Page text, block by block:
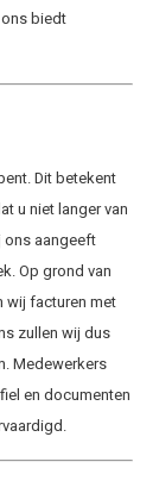
biedt
Dit betekent
u niet langer van
ons aangeeft
Op grond van
wij facturen met
zullen wij dus
Medewerkers
en documenten